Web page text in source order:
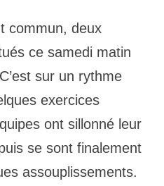
commun, deux
ce samedi matin
sur un rythme
exercices
ont sillonné leur
se sont finalement
assouplissements.